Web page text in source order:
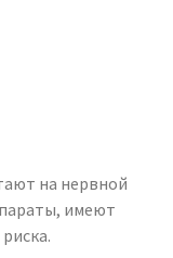
на нервной
имеют